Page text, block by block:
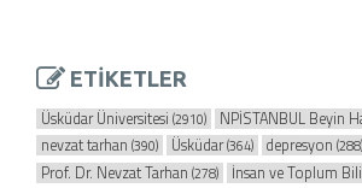
ETİKETLER
Üsküdar Üniversitesi (2910) NPİSTANBUL Beyin
nevzat tarhan (390) Üsküdar(364) depresyon(288)
Prof. Dr. Nevzat Tarhan (278) İnsan ve Toplum